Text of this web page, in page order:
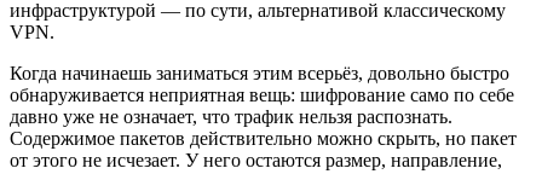
инфраструктурой — по сути, альтернативой классическому
VPN.
Когда начинаешь заниматься этим всерьёз, довольно быстро
обнаруживается неприятная вещь: шифрование само по себе
давно уже не означает, что трафик нельзя распознать.
Содержимое пакетов действительно можно скрыть, но пакет
от этого не исчезает. У него остаются размер, направление,